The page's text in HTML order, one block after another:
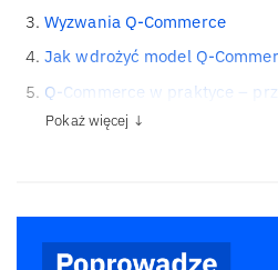
Wyzwania Q-Commerce
Jak wdrożyć model Q-
Q-Commerce w praktyce –
Pokaż więcej ↓